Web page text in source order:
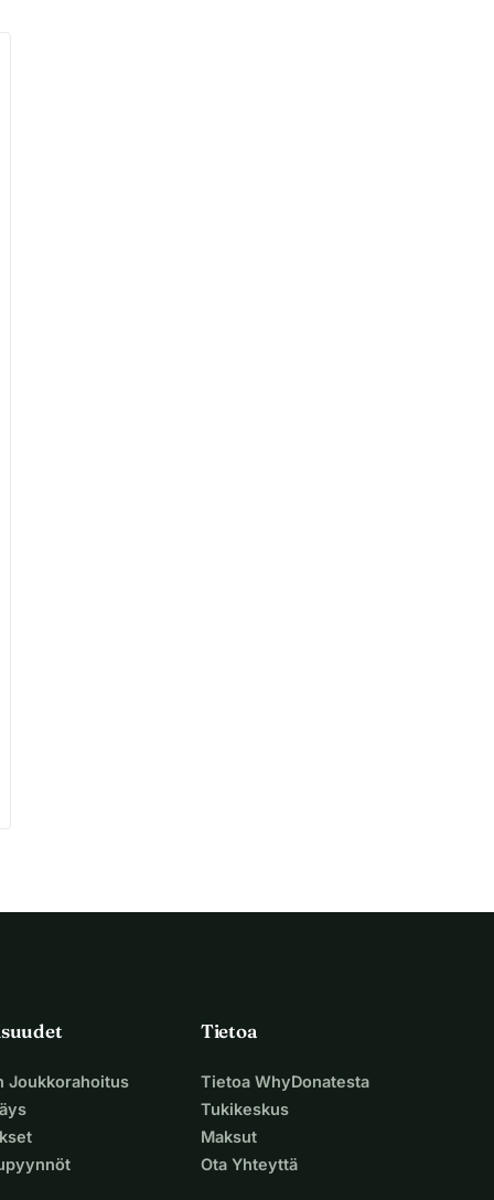
Joukkorahoitus
Tietoa
Tietoa WhyDonatesta
Tukikeskus
Maksut
Ota Yhteyttä